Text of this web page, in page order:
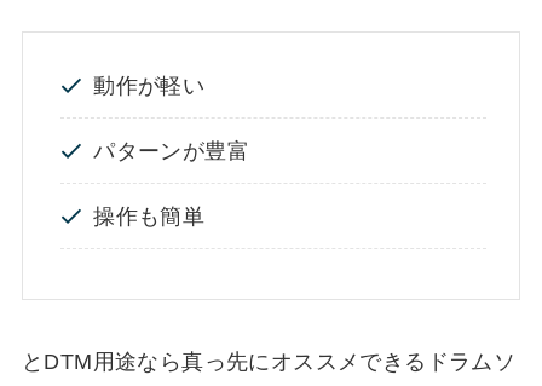
動作が軽い
パターンが豊富
操作も簡単
とDTM用途なら真っ先にオススメできるドラムソ